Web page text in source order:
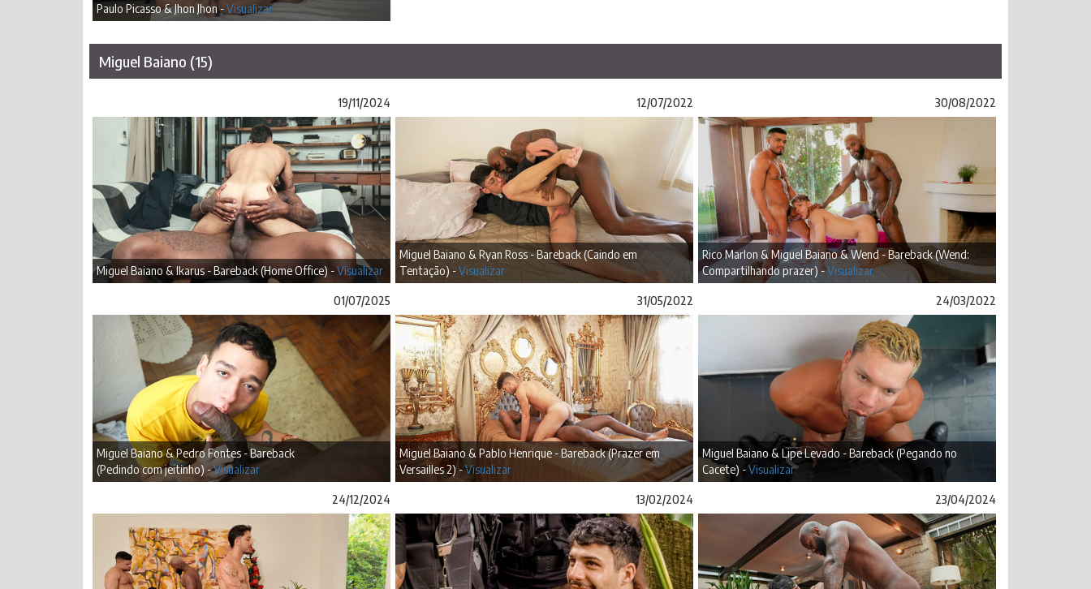
Paulo Picasso & Jhon Jhon -Visualizar
Miguel Baiano (15)
19/11/2024
Miguel Baiano & Ikarus - Bareback (Home Office) -Visualizar
12/07/2022
Miguel Baiano & Ryan Ross - Bareback (Caindo em
Tentação) -Visualizar
30/08/2022
Rico Marlon & Miguel Baiano & Wend - Bareback (Wend:
Compartilhando prazer) -Visualizar
01/07/2025
Miguel Baiano & Pedro Fontes - Bareback
(Pedindo com jeitinho) -Visualizar
31/05/2022
Miguel Baiano & Pablo Henrique - Bareback (Prazer em
Versailles 2) -Visualizar
24/03/2022
Miguel Baiano & Lipe Levado - Bareback (Pegando no
Cacete) -Visualizar
24/12/2024 13/02/2024 23/04/2024